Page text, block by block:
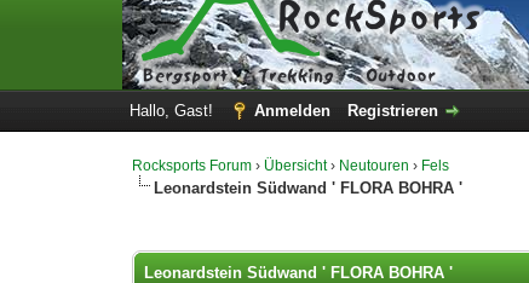
Hallo, Gast!
Anmelden Registrieren
Rocksports Forum › Übersicht› Neutouren › Fels
Leonardstein Südwand ' FLORA BOHRA '
Leonardstein Südwand ' FLORA BOHRA '